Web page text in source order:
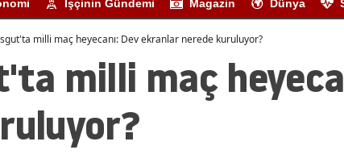
Ağrı
İşçinin Gündemi Magazin Dünya
milli maç heyecanı: Dev ekranlar nerede kuruluyor?
milli maç